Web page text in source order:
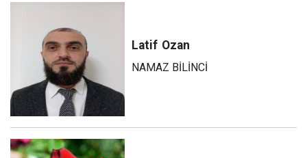
Latif Ozan
NAMAZ BİLİNCİ